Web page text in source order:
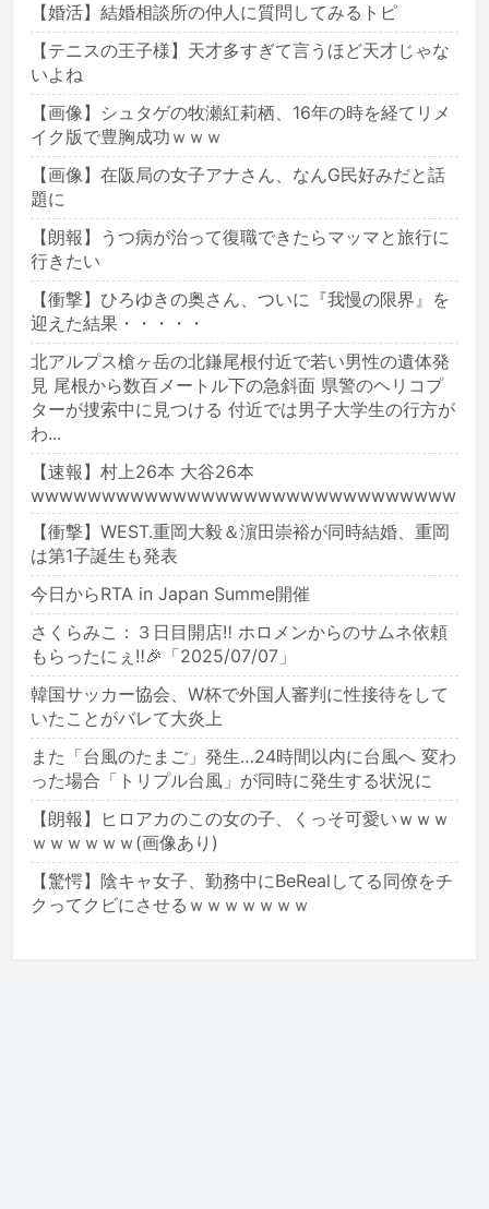
【婚活】結婚相談所の仲人に質問してみるトピ
【テニスの王子様】天才多すぎて言うほど天才じゃな
いよね
【画像】シュタゲの牧瀬紅莉栖、16年の時を経てリメ
イク版で豊胸成功ｗｗｗ
【画像】在阪局の女子アナさん、なんG民好みだと話
題に
【朗報】うつ病が治って復職できたらマッマと旅行に
行きたい
【衝撃】ひろゆきの奥さん、ついに『我慢の限界』を
迎えた結果・・・・・
北アルプス槍ヶ岳の北鎌尾根付近で若い男性の遺体発
見 尾根から数百メートル下の急斜面 県警のヘリコプ
ターが捜索中に見つける 付近では男子大学生の行方が
わ...
【速報】村上26本 大谷26本
wwwwwwwwwwwwwwwwwwwwwwwwwwwwww
【衝撃】WEST.重岡大毅＆濵田崇裕が同時結婚、重岡
は第1子誕生も発表
今日からRTA in Japan Summe開催
さくらみこ：３日目開店‼ ホロメンからのサムネ依頼
もらったにぇ‼🎉「2025/07/07」
韓国サッカー協会、W杯で外国人審判に性接待をして
いたことがバレて大炎上
また「台風のたまご」発生…24時間以内に台風へ 変わ
った場合「トリプル台風」が同時に発生する状況に
【朗報】ヒロアカのこの女の子、くっそ可愛いｗｗｗ
ｗｗｗｗｗｗ(画像あり)
【驚愕】陰キャ女子、勤務中にBeRealしてる同僚をチ
クってクビにさせるｗｗｗｗｗｗｗ